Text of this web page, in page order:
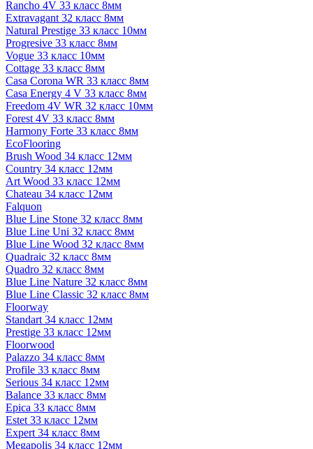
Rancho 4V 33 класс 8мм
Extravagant 32 класс 8мм
Natural Prestige 33 класс 10мм
Progresive 33 класс 8мм
Vogue 33 класс 10мм
Cottage 33 класс 8мм
Casa Corona WR 33 класс 8мм
Casa Energy 4 V 33 класс 8мм
Freedom 4V WR 32 класс 10мм
Forest 4V 33 класс 8мм
Harmony Forte 33 класс 8мм
EcoFlooring
Brush Wood 34 класс 12мм
Country 34 класс 12мм
Art Wood 33 класс 12мм
Chateau 34 класс 12мм
Falquon
Blue Line Stone 32 класс 8мм
Blue Line Uni 32 класс 8мм
Blue Line Wood 32 класс 8мм
Quadraic 32 класс 8мм
Quadro 32 класс 8мм
Blue Line Nature 32 класс 8мм
Blue Line Classic 32 класс 8мм
Floorway
Standart 34 класс 12мм
Prestige 33 класс 12мм
Floorwood
Palazzo 34 класс 8мм
Profile 33 класс 8мм
Serious 34 класс 12мм
Balance 33 класс 8мм
Epica 33 класс 8мм
Estet 33 класс 12мм
Expert 34 класс 8мм
Megapolis 34 класс 12мм